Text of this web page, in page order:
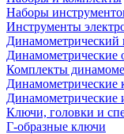
Наборы
Инструменты
Динамометрический
Динамометрические
Комплекты
Динамометрические
Динамометрические
Ключи, головки и
Г-образные ключи